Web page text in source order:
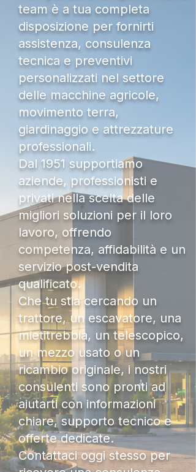
team è a tua completa
disposizione per fornirti
assistenza, consulenza
tecnica e preventivi
personalizzati nel settore
delle macchine agricole,
movimento terra,
giardinaggio e attrezzature
professionali.
Dal 1951 supportiamo
aziende, professionisti e
privati nella scelta delle
migliori soluzioni per il loro
lavoro, offrendo
competenza, affidabilità e un
servizio post-vendita
qualificato.
Che tu stia cercando un
trattore, un escavatore, una
mietitrebbia, un telescopico,
un mezzo usato o un
ricambio originale, i nostri
consulenti sono pronti ad
aiutarti con informazioni
chiare, supporto tecnico e
offerte dedicate.
Contattaci oggi stesso per